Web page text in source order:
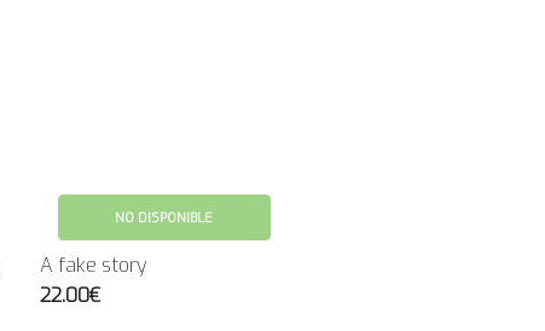
NO DISPONIBLE
A fake story
22.00€